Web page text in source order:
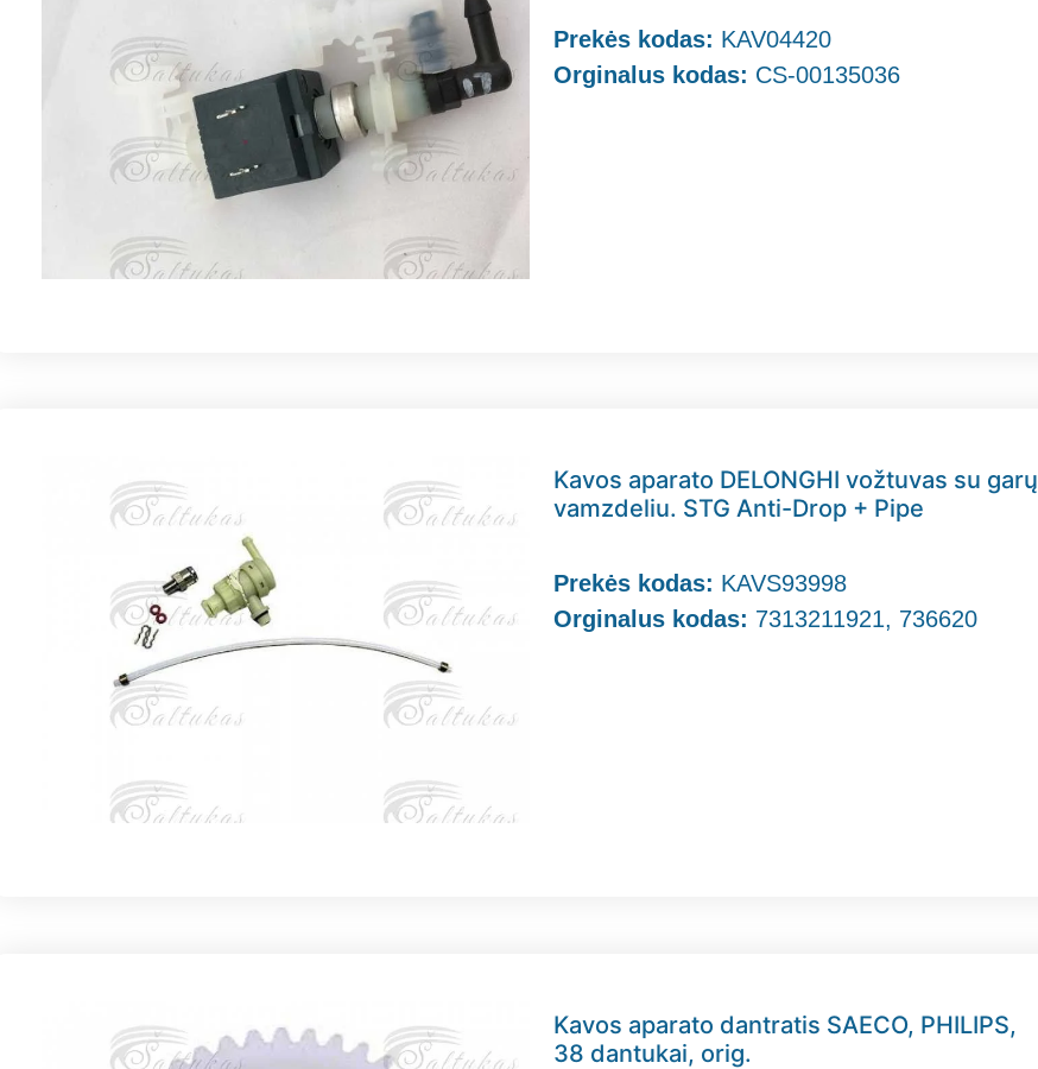
Prekės kodas: KAV04420
Orginalus kodas: CS-00135036
Kavos aparato DELONGHI vožtuvas su garų
vamzdeliu. STG Anti-Drop + Pipe
Prekės kodas: KAVS93998
Orginalus kodas: 7313211921, 736620
Kavos aparato dantratis SAECO, PHILIPS,
38 dantukai, orig.